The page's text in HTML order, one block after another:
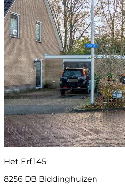
Het Erf 145
8256 DB Biddinghuizen